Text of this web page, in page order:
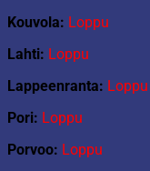
Kouvola: Loppu
Lahti: Loppu
Lappeenranta: Loppu
Pori: Loppu
Porvoo: Loppu